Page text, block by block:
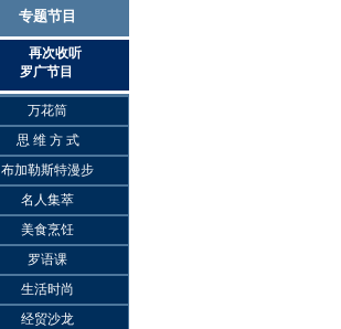
专题节目
再次收听
罗广节目
万花筒
思 维 方 式
布加勒斯特漫步
名人集萃
美食烹饪
罗语课
生活时尚
经贸沙龙